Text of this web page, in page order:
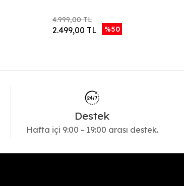
4.999,00 TL
2.499,00 TL %50
Destek
Hafta içi 9:00 - 19:00 arası destek.